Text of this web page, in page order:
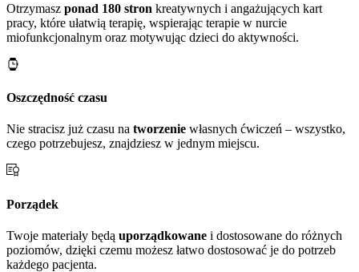
Otrzymasz ponad 180 stron kreatywnych i angażujących kart
pracy, które ułatwią terapię, wspierając terapie w nurcie
miofunkcjonalnym oraz motywując dzieci do aktywności.
Oszczędność czasu
Nie stracisz już czasu na tworzenie własnych ćwiczeń – wszystko,
czego potrzebujesz, znajdziesz w jednym miejscu.
Porządek
Twoje materiały będą uporządkowane i dostosowane do różnych
poziomów, dzięki czemu możesz łatwo dostosować je do potrzeb
każdego pacjenta.